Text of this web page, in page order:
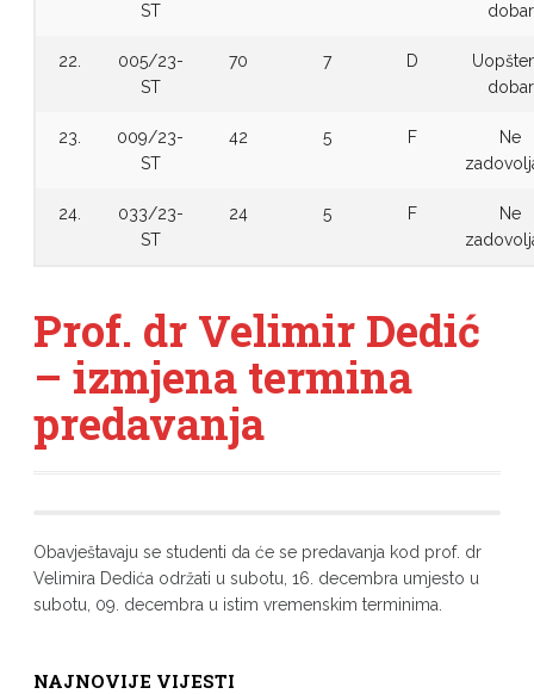
ST
dobar
22.
005/23-
ST
70 7 D
dobar
23.
009/23-
ST
42 5 F
Ne
24.
033/23-
ST
24 5 F
Ne
Prof. dr Velimir Dedić
– izmjena termina
predavanja
Obavještavaju se studenti da će se predavanja kod prof. dr
Velimira Dedića održati u subotu, 16. decembra umjesto u
subotu, 09. decembra u istim vremenskim terminima.
NAJNOVIJE VIJESTI